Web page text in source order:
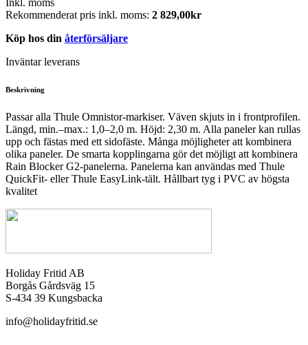
Inkl. moms
Rekommenderat pris inkl. moms: 2 829,00kr
Köp hos din återförsäljare
Inväntar leverans
Beskrivning
Passar alla Thule Omnistor-markiser. Väven skjuts in i frontprofilen.
Längd, min.–max.: 1,0–2,0 m. Höjd: 2,30 m. Alla paneler kan rullas
upp och fästas med ett sidofäste. Många möjligheter att kombinera
olika paneler. De smarta kopplingarna gör det möjligt att kombinera
Rain Blocker G2-panelerna. Panelerna kan användas med Thule
QuickFit- eller Thule EasyLink-tält. Hållbart tyg i PVC av högsta
kvalitet
Holiday Fritid AB
Borgås Gårdsväg 15
S-434 39 Kungsbacka
info@holidayfritid.se